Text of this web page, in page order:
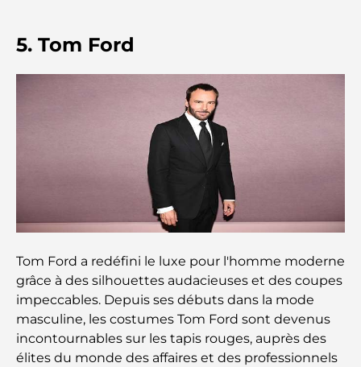
guide pour les amateurs de viande
A Brief Guide to Buying Property in Dubai (2025-
Guide des salles de sport de Damac Hills : Les
meilleures options de remise en forme à Damac
Hills et aux alentours
Les meilleurs centres commerciaux de Dubaï pour
le shopping et les loisirs
Que faire au DIFC : explorez le quartier le plus
dynamique de Dubaï
Cartes de crédit aux Émirats arabes unis : un guide
complet pour dépenser intelligemment
5. Tom Ford
Tom Ford a redéfini le luxe pour l'homme moderne
grâce à des silhouettes audacieuses et des coupes
impeccables. Depuis ses débuts dans la mode
masculine, les costumes Tom Ford sont devenus
incontournables sur les tapis rouges, auprès des
élites du monde des affaires et des professionnels